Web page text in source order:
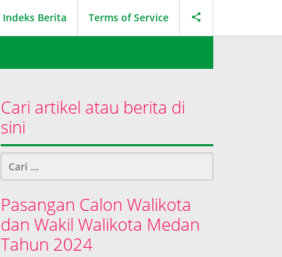
Indeks Berita Terms of Service
Cari artikel atau berita di
sini
Cari
untuk:
Pasangan Calon Walikota
dan Wakil Walikota Medan
Tahun 2024